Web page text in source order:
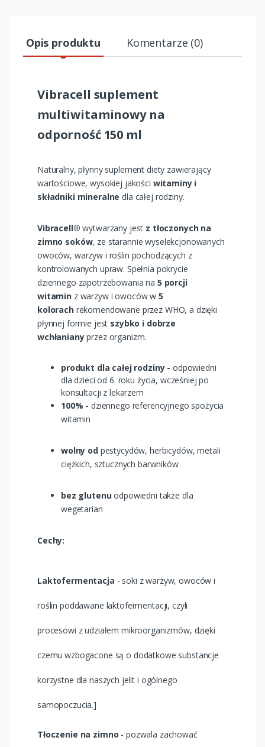
Opis produktu Komentarze (0)
Vibracell suplement
multiwitaminowy na
odporność 150 ml
Naturalny, płynny suplement diety zawierający
wartościowe, wysokiej jakości witaminy i
składniki mineralne dla całej rodziny.
Vibracell® wytwarzany jest z tłoczonych na
zimno soków, ze starannie wyselekcjonowanych
owoców, warzyw i roślin pochodzących z
kontrolowanych upraw. Spełnia pokrycie
dziennego zapotrzebowania na 5 porcji
witamin z warzyw i owoców w 5
kolorachrekomendowane przez WHO, a dzięki
płynnej formie jest szybko i dobrze
wchłanianyprzez organizm.
produkt dla całej rodziny - odpowiedni
dla dzieci od 6. roku życia, wcześniej po
konsultacji z lekarzem
100% - dziennego referencyjnego spożycia
witamin
wolny od pestycydów, herbicydów, metali
ciężkich, sztucznych barwników
bez glutenuodpowiedni także dla
wegetarian
Cechy:
Laktofermentacja - soki z warzyw, owoców i
roślin poddawane laktofermentacji, czyli
procesowi z udziałem mikroorganizmów, dzięki
czemu wzbogacone są o dodatkowe substancje
korzystne dla naszych jelit i ogólnego
samopoczucia.]
Tłoczenie na zimno - pozwala zachować